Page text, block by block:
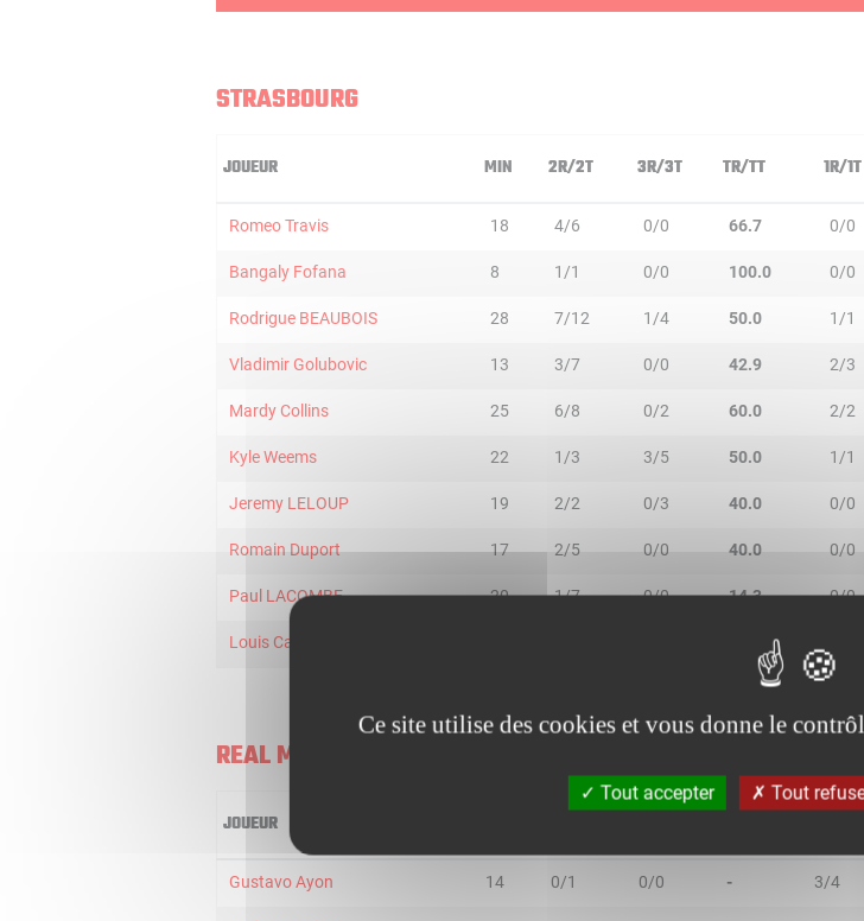
STRASBOURG
JOUEUR MIN 2R/2T 3R/3T TR/TT 1R/1T
Romeo Travis 18 4/6 0/0 66.7 0/0
Bangaly Fofana 8 1/1 0/0 100.0 0/0
Rodrigue BEAUBOIS 28 7/12 1/4 50.0 1/1
Vladimir Golubovic 13 3/7 0/0 42.9 2/3
Mardy Collins 25 6/8 0/2 60.0 2/2
Kyle Weems 22 1/3 3/5 50.0 1/1
Jeremy LELOUP 19 2/2 0/3 40.0 0/0
Romain Duport 17 2/5 0/0 40.0 0/0
Paul LACOMBE 20 1/7 0/0 14.3 0/0
Louis Campbell
REAL MADRID
JOUEUR
Gustavo Ayon 14 0/1 0/0 - 3/4
Ce site utilise des cookies et vous donne le
Tout accepter Tout